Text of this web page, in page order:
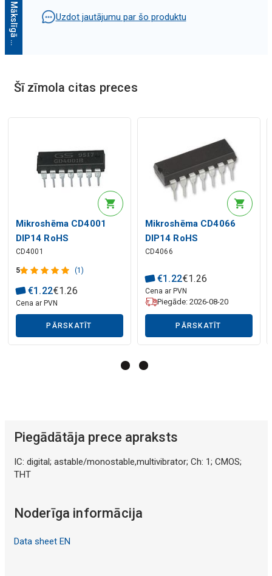
M
ā
k
s
l
ī
g
ā
i
n
t
e
l
e
k
t
a
a
p
r
a
k
s
t
s
Mākslīgā intelekta apraksts
Uzdot jautājumu par šo produktu
Šī zīmola citas preces
Mikroshēma CD4001
DIP14 RoHS
CD4001
5 (1)
€1 .22€1.26
Cena ar PVN
PĀRSKATĪT
Mikroshēma CD4066
DIP14 RoHS
CD4066
€1 .22€1.26
Cena ar PVN
Piegāde: 2026-08-20
PĀRSKATĪT
Piegādātāja prece apraksts
IC: digital; astable/monostable,multivibrator; Ch: 1; CMOS;
THT
Noderīga informācija
Data sheet EN